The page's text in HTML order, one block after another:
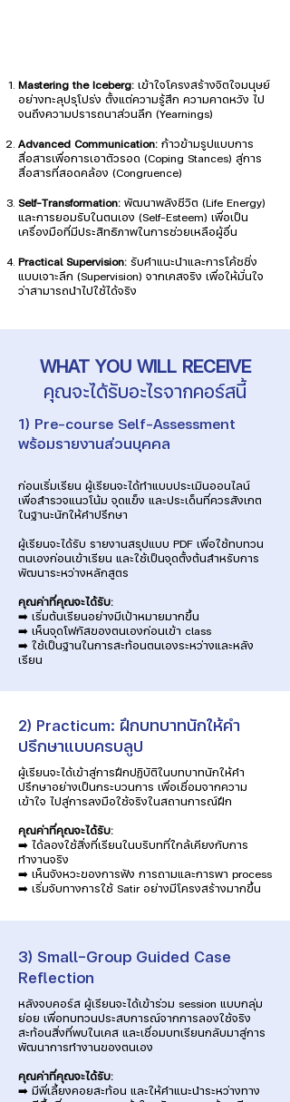
Mastering the Iceberg: เข้าใจโครงสร้างจิตใจมนุษย์
อย่างทะลุปรุโปร่ง ตั้งแต่ความรู้สึก ความคาดหวัง ไป
จนถึงความปรารถนาส่วนลึก (Yearnings)
Advanced Communication: ก้าวข้ามรูปแบบการ
สื่อสารเพื่อการเอาตัวรอด (Coping Stances) สู่การ
สื่อสารที่สอดคล้อง (Congruence)
Self-Transformation: พัฒนาพลังชีวิต (Life Energy)
และการยอมรับในตนเอง (Self-Esteem) เพื่อเป็น
เครื่องมือที่มีประสิทธิภาพในการช่วยเหลือผู้อื่น
Practical Supervision: รับคำแนะนำและการโค้ชชิ่ง
แบบเจาะลึก (Supervision) จากเคสจริง เพื่อให้มั่นใจ
ว่าสามารถนำไปใช้ได้จริง
WHAT YOU WILL RECEIVE
คุณจะได้รับอะไรจากคอร์สนี้
1) Pre-course Self-Assessment
พร้อมรายงานส่วนบุคคล
ก่อนเริ่มเรียน ผู้เรียนจะได้ทำแบบประเมินออนไลน์
เพื่อสำรวจแนวโน้ม จุดแข็ง และประเด็นที่ควรสังเกต
ในฐานะนักให้คำปรึกษา
ผู้เรียนจะได้รับ รายงานสรุปแบบ PDF เพื่อใช้ทบทวน
ตนเองก่อนเข้าเรียน และใช้เป็นจุดตั้งต้นสำหรับการ
พัฒนาระหว่างหลักสูตร
คุณค่าที่คุณจะได้รับ:
➡️ เริ่มต้นเรียนอย่างมีเป้าหมายมากขึ้น
➡️ เห็นจุดโฟกัสของตนเองก่อนเข้า class
➡️ ใช้เป็นฐานในการสะท้อนตนเองระหว่างและหลัง
เรียน
2) Practicum: ฝึกบทบาทนักให้คำ
ปรึกษาแบบครบลูป
ผู้เรียนจะได้เข้าสู่การฝึกปฏิบัติในบทบาทนักให้คำ
ปรึกษาอย่างเป็นกระบวนการ เพื่อเชื่อมจากความ
เข้าใจ ไปสู่การลงมือใช้จริงในสถานการณ์ฝึก
คุณค่าที่คุณจะได้รับ:
➡️ ได้ลองใช้สิ่งที่เรียนในบริบทที่ใกล้เคียงกับการ
ทำงานจริง
➡️ เห็นจังหวะของการฟัง การถามและการพา process
➡️ เริ่มจับทางการใช้ Satir อย่างมีโครงสร้างมากขึ้น
3) Small-Group Guided Case
Reflection
หลังจบคอร์ส ผู้เรียนจะได้เข้าร่วม session แบบกลุ่ม
ย่อย เพื่อทบทวนประสบการณ์จากการลองใช้จริง
สะท้อนสิ่งที่พบในเคส และเชื่อมบทเรียนกลับมาสู่การ
พัฒนาการทำงานของตนเอง
คุณค่าที่คุณจะได้รับ:
➡️ มีพี่เลี้ยงคอยสะท้อน และให้คำแนะนำระหว่างทาง